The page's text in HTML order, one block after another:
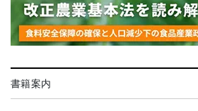
書籍案内